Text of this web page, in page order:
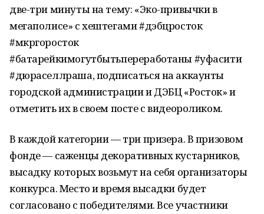
две-три минуты на тему: «Эко-привычки в
мегаполисе» с хештегами #дэбцросток
#мкргоросток
#батарейкимогутбытьпереработаны #уфасити
#дюраселлраша, подписаться на аккаунты
городской администрации и ДЭБЦ «Росток» и
отметить их в своем посте с видеороликом.
В каждой категории — три призера. В призовом
фонде — саженцы декоративных кустарников,
высадку которых возьмут на себя организаторы
конкурса. Место и время высадки будет
согласовано с победителями. Все участники